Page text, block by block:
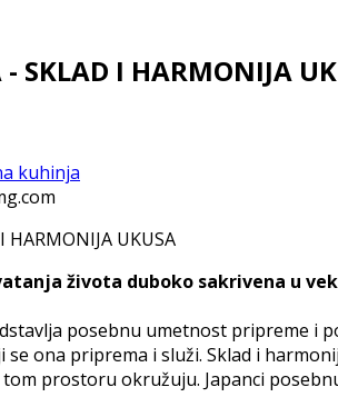
SKLAD I HARMONIJA
kuhinja
života duboko sakrivena u
posebnu umetnost pripreme i
ona priprema i služi. Sklad i
prostoru okružuju. Japanci